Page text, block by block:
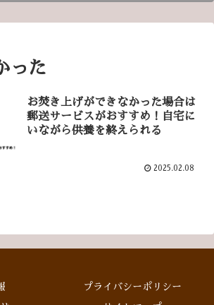
った
お焚き上げができなかった場合は
郵送サービスがおすすめ！自宅に
いながら供養を終えられる
2025.02.08
プライバシーポリシー